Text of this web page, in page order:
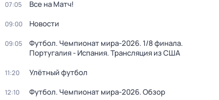
07:05 Все на Матч!
09:00 Новости
09:05
Футбол. Чемпионат мира-2026. 1/8 финала.
Португалия - Испания. Трансляция из США
11:20 Улётный футбол
12:10 Футбол. Чемпионат мира-2026. Обзор